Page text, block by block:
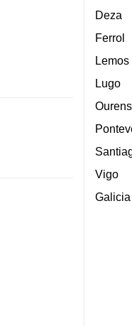
Deza
Ferrol
Lemos
Lugo
Vigo